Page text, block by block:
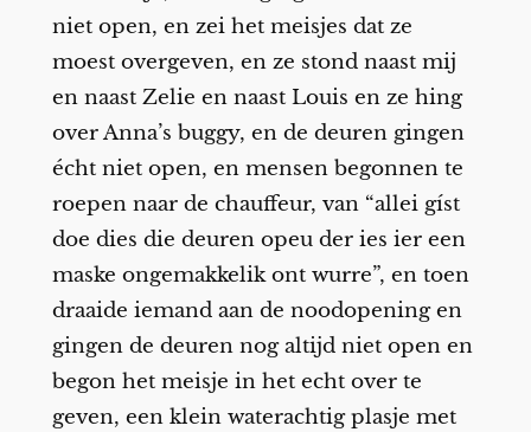
niet open, en zei het meisjes dat ze
moest overgeven, en ze stond naast mij
en naast Zelie en naast Louis en ze hing
over Anna’s buggy, en de deuren gingen
écht niet open, en mensen begonnen te
roepen naar de chauffeur, van “allei gíst
doe dies die deuren opeu der ies ier een
maske ongemakkelik ont wurre”, en toen
draaide iemand aan de noodopening en
gingen de deuren nog altijd niet open en
begon het meisje in het echt over te
geven, een klein waterachtig plasje met